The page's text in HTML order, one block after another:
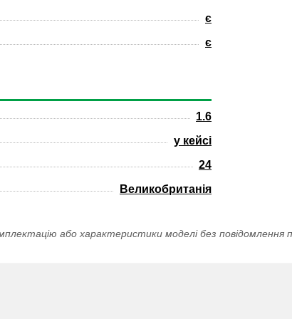
є
є
1.6
у кейсі
24
Великобританія
або характеристики моделі без повідомлення